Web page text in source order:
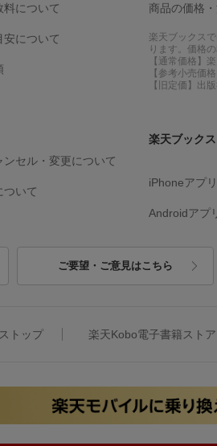
料について
について
セル・変更について
ついて
商品の価格
楽天ブックス
ります。価格
【通常価格】
【参考小売価
【旧定価】出
楽天ブック
iPhoneアプリ
Androidアプ
ご要望・ご意見はこちら
トップ 楽天Kobo電子書籍スト